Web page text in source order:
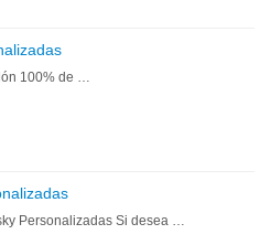
100% de …
Personalizadas Si desea …